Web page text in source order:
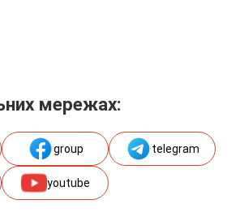
мережах:
group telegram
youtube